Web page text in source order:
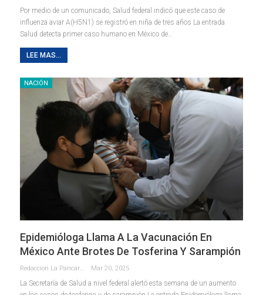
Por medio de un comunicado, Salud federal indicó que este caso de
influenza aviar A(H5N1) se registró en niña de tres años La entrada
Salud detecta primer caso humano en México de…
LEE MAS...
NACIÓN
Epidemióloga Llama A La Vacunación En
México Ante Brotes De Tosferina Y Sarampión
Redaccion La Pancarta De Quintana Roo Mar 20, 2025
La Secretaría de Salud a nivel federal alertó esta semana de un aumento